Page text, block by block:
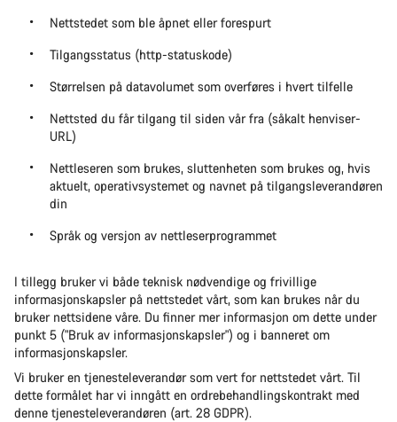
Nettstedet som ble åpnet eller forespurt
Tilgangsstatus (http-statuskode)
Størrelsen på datavolumet som overføres i hvert tilfelle
Nettsted du får tilgang til siden vår fra (såkalt henviser-
URL)
Nettleseren som brukes, sluttenheten som brukes og, hvis
aktuelt, operativsystemet og navnet på tilgangsleverandøren
din
Språk og versjon av nettleserprogrammet
I tillegg bruker vi både teknisk nødvendige og frivillige
informasjonskapsler på nettstedet vårt, som kan brukes når du
bruker nettsidene våre. Du finner mer informasjon om dette under
punkt 5 ("Bruk av informasjonskapsler") og i banneret om
informasjonskapsler.
Vi bruker en tjenesteleverandør som vert for nettstedet vårt. Til
dette formålet har vi inngått en ordrebehandlingskontrakt med
denne tjenesteleverandøren (art. 28 GDPR).